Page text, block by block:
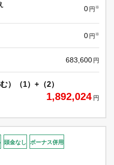
0 円 ※
0 円 ※
683,600 円
）（1）+（2）
1,892,024 円
頭金なし ボーナス併用